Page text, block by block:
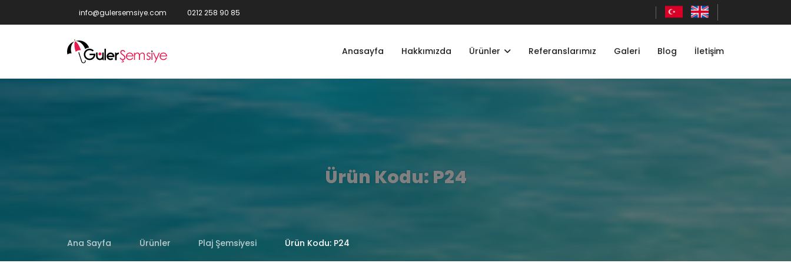
info@gulersemsiye.com 0212 258 90 85
Anasayfa Hakkımızda Ürünler Referanslarımız Galeri Blog İletişim
Ürün Kodu: P24
Ana Sayfa Ürünler Plaj Şemsiyesi Ürün Kodu: P24